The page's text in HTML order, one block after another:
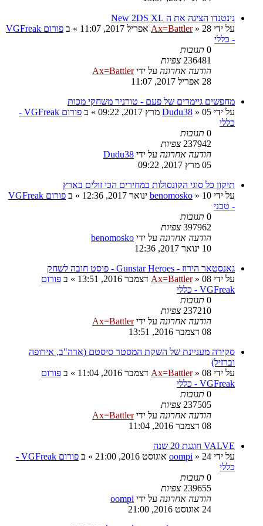
נינטנדו הציגה את ה New 2DS XL
על ידי
Ax=Battler» 28 אפריל 2017, 11:07 » ב
פורום VGFreak
- כללי
0 תגובות
236481 צפיות
הודעה אחרונה על ידיAx=Battler
28 אפריל 2017, 11:07
מחפשים גיימרים של פעם - טורניר משחקי מכות
על ידי
Dudu38 » 05 מרץ 2017, 09:22 » ב
פורום VGFreak -
כללי
0 תגובות
237942 צפיות
הודעה אחרונה על ידי Dudu38
05 מרץ 2017, 09:22
תיקון כל סוגי הקונסולות במחירים הכי זולים בארץ
על ידי
benomosko » 10 ינואר 2017, 12:36 » ב
פורום VGFreak
- טכני
0 תגובות
397962 צפיות
הודעה אחרונה על ידי benomosko
10 ינואר 2017, 12:36
גאנסטאר הירוז - Gunstar Heroes - פוסט חובה לשחק
על ידי
Ax=Battler» 08 דצמבר 2016, 13:51 » ב פורום
VGFreak - כללי
0 תגובות
237210 צפיות
הודעה אחרונה על ידיAx=Battler
08 דצמבר 2016, 13:51
סקירה מעניינת של השקת המסטר סיסטם (ארה"ב, אירופה
וברזיל)
על ידי
Ax=Battler» 08 דצמבר 2016, 11:04 » ב פורום
VGFreak - כללי
0 תגובות
237505 צפיות
הודעה אחרונה על ידיAx=Battler
08 דצמבר 2016, 11:04
VALVE חוגגת 20 שנה
על ידי
oompi » 24 אוגוסט 2016, 21:00 » ב
פורום VGFreak -
כללי
0 תגובות
239655 צפיות
הודעה אחרונה על ידי oompi
24 אוגוסט 2016, 21:00